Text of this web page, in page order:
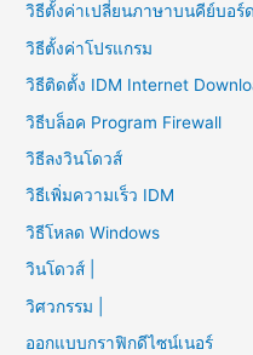
วิธีตั้งค่าเปลี่ยนภาษาบนคีย์บอร์
วิธีตั้งค่าโปรแกรม
วิธีติดตั้ง IDM Internet
วิธีบล็อค Program Firewall
วิธีลงวินโดวส์
วิธีเพิ่มความเร็ว IDM
วิธีโหลด Windows
วินโดวส์ |
วิศวกรรม |
ออกแบบกราฟิกดีไซน์เนอร์